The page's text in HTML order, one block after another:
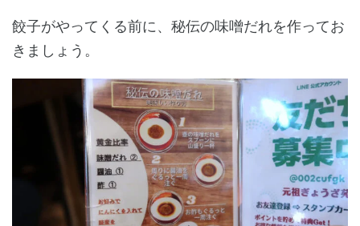
餃子がやってくる前に、秘伝の味噌だれを作ってお
きましょう。